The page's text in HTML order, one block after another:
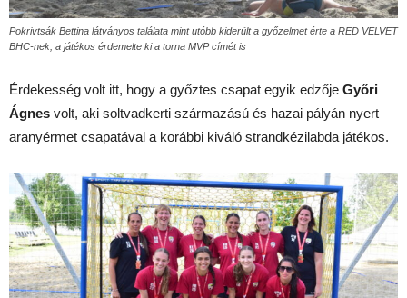
Pokrivtsák Bettina látványos találata mint utóbb kiderült a győzelmet érte a RED VELVET
BHC-nek, a játékos érdemelte ki a torna MVP címét is
Érdekesség volt itt, hogy a győztes csapat egyik edzője Győri
Ágnes volt, aki soltvadkerti származású és hazai pályán nyert
aranyérmet csapatával a korábbi kiváló strandkézilabda játékos.